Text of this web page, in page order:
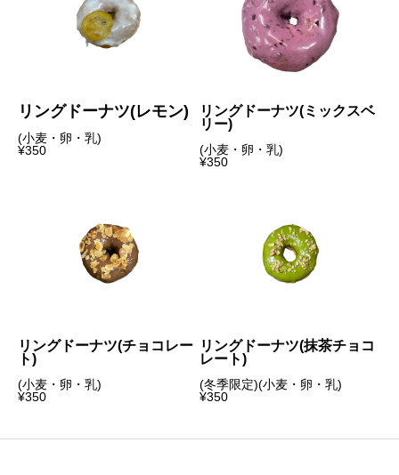
リングドーナツ(レモン)
(小麦・卵・乳)
¥350
リングドーナツ(ミックスベ
リー)
(小麦・卵・乳)
¥350
リングドーナツ(チョコレー
ト)
(小麦・卵・乳)
¥350
リングドーナツ(抹茶チョコ
レート)
(冬季限定)(小麦・卵・乳)
¥350